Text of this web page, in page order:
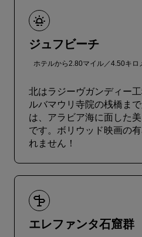
ジュフビーチ
ホテルから2.80マイル／4.50キロ
北はラジーヴガンディー
ルバマウリ寺院の桟橋ま
は、アラビア海に面した
です。ボリウッド映画の
れません！
エレファンタ石窟群